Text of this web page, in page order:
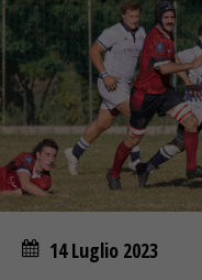
14 Luglio 2023